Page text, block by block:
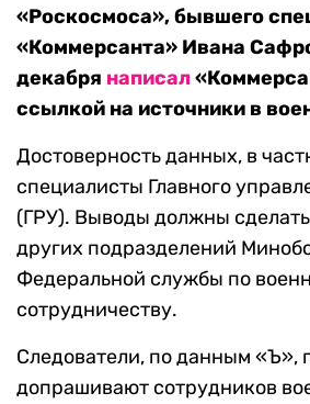
«Роскосмоса», бывшего
«Коммерсанта» Ивана
декабря написал
ссылкой на источники в
Достоверность данных, в
специалисты Главного
(ГРУ). Выводы должны
других подразделений
Федеральной службы по
сотрудничеству.
Следователи, по данным «Ъ»,
допрашивают сотрудников